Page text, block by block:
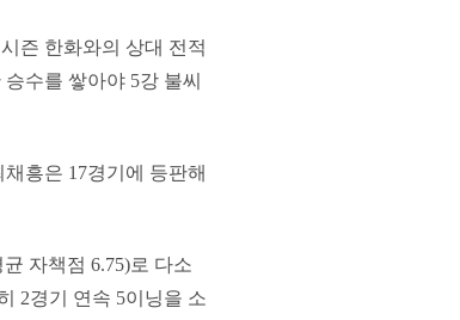
즌 한화와의 상대 전적
수를 쌓아야 5강 불씨
흥은 17경기에 등판해
자책점 6.75)로 다소
2경기 연속 5이닝을 소